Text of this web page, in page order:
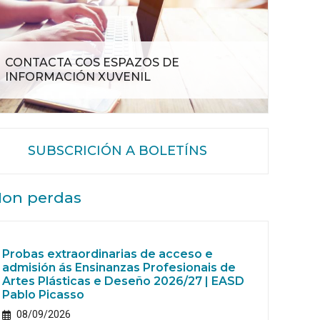
CONTACTA COS ESPAZOS DE
INFORMACIÓN XUVENIL
SUBSCRICIÓN A BOLETÍNS
perdas
Probas extraordinarias de acceso e
admisión ás Ensinanzas Profesionais de
Artes Plásticas e Deseño 2026/27 | EASD
Pablo Picasso
08/09/2026